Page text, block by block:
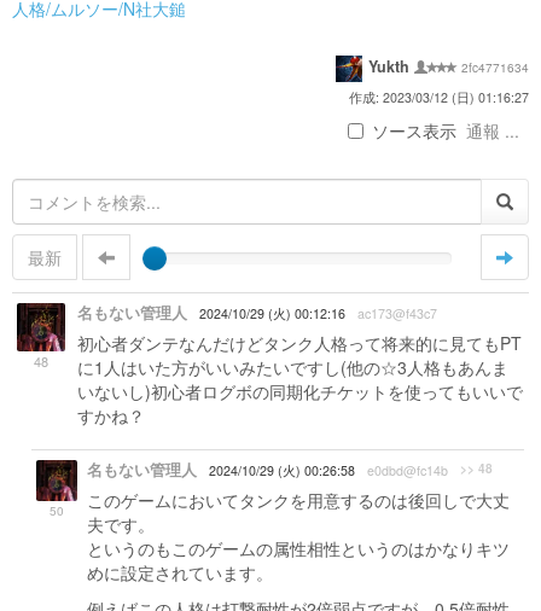
人格/ムルソー/N社大鎚
Yukth
2fc4771634
作成: 2023/03/12 (日) 01:16:27
ソース表示 通報 ...
最新
48
名もない管理人 2024/10/29 (火) 00:12:16 ac173@f43c7
初心者ダンテなんだけどタンク人格って将来的に見てもPT
に1人はいた方がいいみたいですし(他の☆3人格もあんま
いないし)初心者ログボの同期化チケットを使ってもいいで
すかね？
50
名もない管理人 2024/10/29 (火) 00:26:58 e0dbd@fc14b >> 48
このゲームにおいてタンクを用意するのは後回しで大丈
夫です。
というのもこのゲームの属性相性というのはかなりキツ
めに設定されています。